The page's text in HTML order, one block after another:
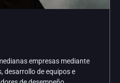
empresas mediante
desarrollo de equipos e